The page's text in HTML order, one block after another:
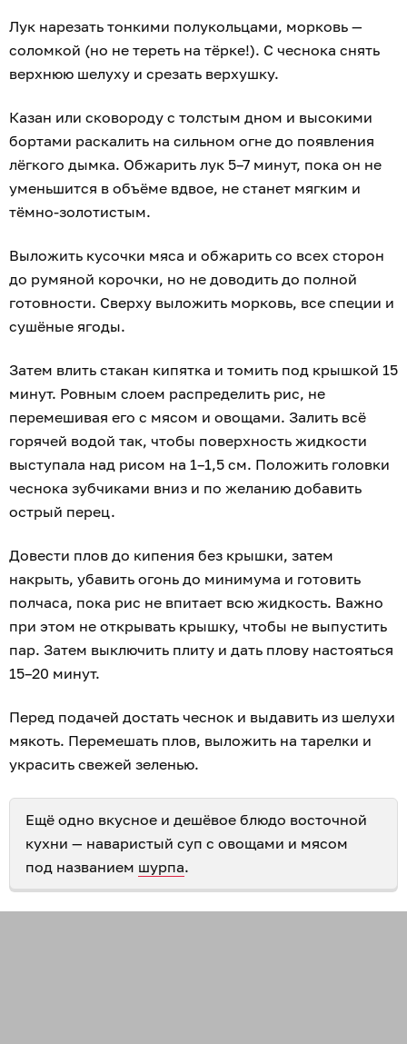
Лук нарезать тонкими полукольцами, морковь —
соломкой (но не тереть на тёрке!). С чеснока снять
верхнюю шелуху и срезать верхушку.
Казан или сковороду с толстым дном и высокими
бортами раскалить на сильном огне до появления
лёгкого дымка. Обжарить лук 5–7 минут, пока он не
уменьшится в объёме вдвое, не станет мягким и
тёмно-золотистым.
Выложить кусочки мяса и обжарить со всех сторон
до румяной корочки, но не доводить до полной
готовности. Сверху выложить морковь, все специи и
сушёные ягоды.
Затем влить стакан кипятка и томить под крышкой 15
минут. Ровным слоем распределить рис, не
перемешивая его с мясом и овощами. Залить всё
горячей водой так, чтобы поверхность жидкости
выступала над рисом на 1–1,5 см. Положить головки
чеснока зубчиками вниз и по желанию добавить
острый перец.
Довести плов до кипения без крышки, затем
накрыть, убавить огонь до минимума и готовить
полчаса, пока рис не впитает всю жидкость. Важно
при этом не открывать крышку, чтобы не выпустить
пар. Затем выключить плиту и дать плову настояться
15–20 минут.
Перед подачей достать чеснок и выдавить из шелухи
мякоть. Перемешать плов, выложить на тарелки и
украсить свежей зеленью.
Ещё одно вкусное и дешёвое блюдо восточной
кухни — наваристый суп с овощами и мясом
под названием шурпа.